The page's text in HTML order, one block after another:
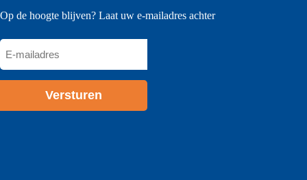
Op de hoogte blijven? Laat uw e-mailadres achter
E-
mailadres